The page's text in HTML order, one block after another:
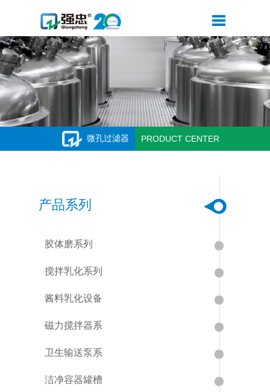
微孔过滤器 PRODUCT CENTER
产品系列
胶体磨系列
搅拌乳化系列
酱料乳化设备
磁力搅拌器系
卫生输送泵系
洁净容器罐槽